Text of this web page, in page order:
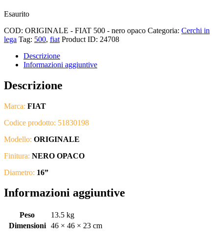
Esaurito
COD: ORIGINALE - FIAT 500 - nero opaco Categoria: Cerchi in
lega Tag: 500, fiat Product ID: 24708
Descrizione
Informazioni aggiuntive
Descrizione
Marca: FIAT
Codice prodotto: 51830198
Modello: ORIGINALE
Finitura: NERO OPACO
Diametro: 16”
Informazioni aggiuntive
Peso
13.5 kg
Dimensioni
46 × 46 × 23 cm